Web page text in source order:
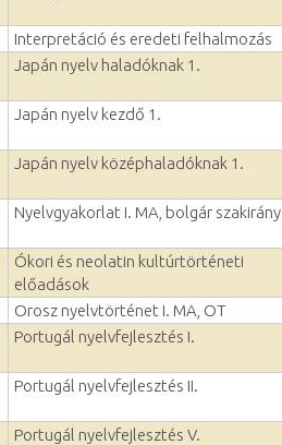
Interpretáció és eredeti felhalmozás
Japán nyelv haladóknak 1.
Japán nyelv kezdő 1.
Japán nyelv középhaladóknak 1.
Nyelvgyakorlat I. MA, bolgár szakirány
Ókori és neolatin kultúrtörténeti
előadások
Orosz nyelvtörténet I. MA, OT
Portugál nyelvfejlesztés I.
Portugál nyelvfejlesztés II.
Portugál nyelvfejlesztés V.